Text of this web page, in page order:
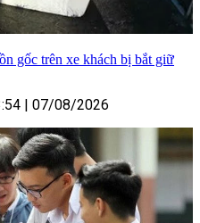
gốc trên xe khách bị bắt giữ
| 07/08/2026